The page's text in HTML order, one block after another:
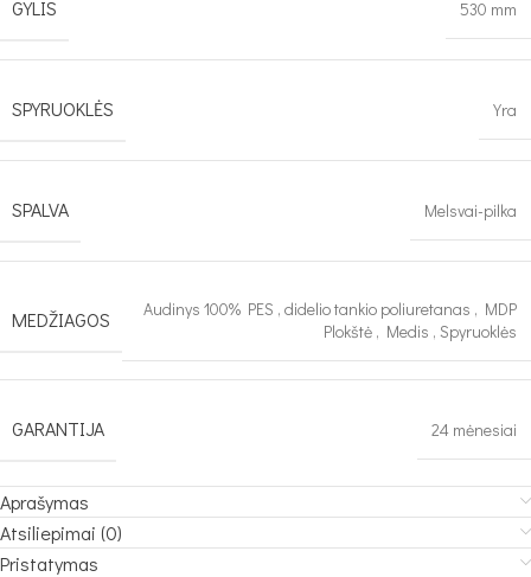
GYLIS 530 mm
SPYRUOKLĖS Yra
SPALVA Melsvai-pilka
MEDŽIAGOS Audinys 100% PES , didelio tankio poliuretanas , MDP
Plokštė , Medis , Spyruoklės
GARANTIJA 24 mėnesiai
Aprašymas
Atsiliepimai (0)
Pristatymas